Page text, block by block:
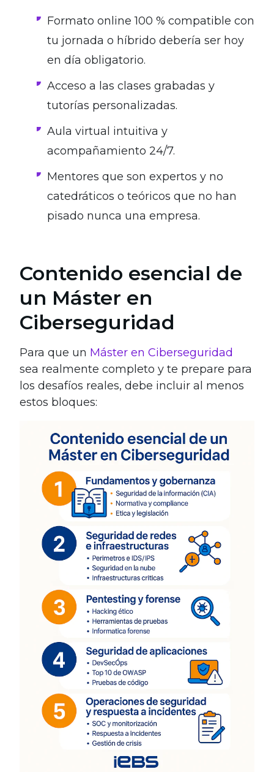
Formato online 100 % compatible con
tu jornada o híbrido debería ser hoy
en día obligatorio.
Acceso a las clases grabadas y
tutorías personalizadas.
Aula virtual intuitiva y
acompañamiento 24/7.
Mentores que son expertos y no
catedráticos o teóricos que no han
pisado nunca una empresa.
Contenido esencial de
un Máster en
Ciberseguridad
Para que un Máster en Ciberseguridad
sea realmente completo y te prepare para
los desafíos reales, debe incluir al menos
estos bloques: